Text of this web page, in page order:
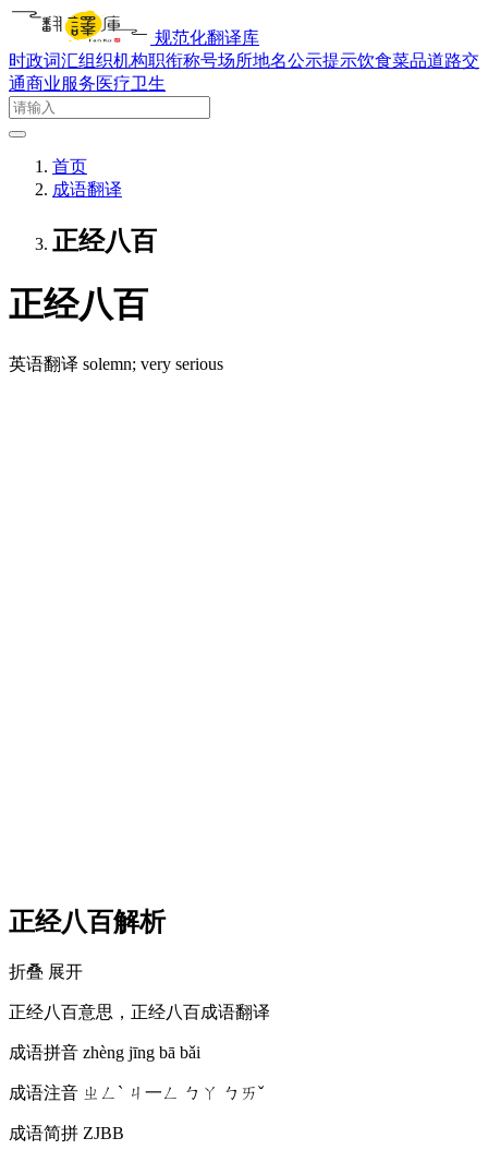
规范化翻译库
时政词汇组织机构职衔称号场所地名公示提示饮食菜品道路交
通商业服务医疗卫生
首页
成语翻译
正经八百
正经八百
英语翻译 solemn; very serious
正经八百解析
折叠 展开
正经八百意思，正经八百成语翻译
成语拼音 zhèng jīng bā bǎi
成语注音 ㄓㄥˋ ㄐ一ㄥ ㄅㄚ ㄅㄞˇ
成语简拼 ZJBB